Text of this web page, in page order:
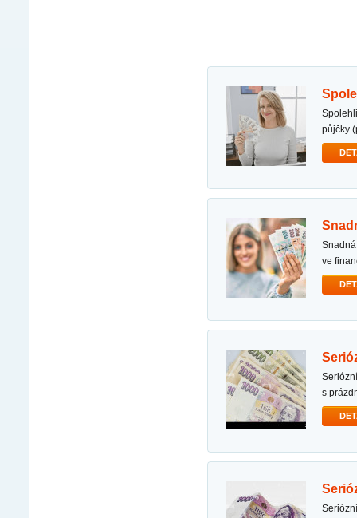
spolehlivá finanční pomoc nabídka soukromé půjčky s úrokem 3 %. vážení klienti, nabízím
půjčky
snadná a rychlá půjčka poskytuji půjčky všem bonitním a schopným splácet. pokud se nacházíte
ve
seriózní nabídka půjčky dobrý den, abych vám pomohla překonat vaše finanční starosti spojené
s
seriózní a spolehlivá nabídka půjčky nebankovní půjčka dostupná 24 hodin denně, 7 dní v